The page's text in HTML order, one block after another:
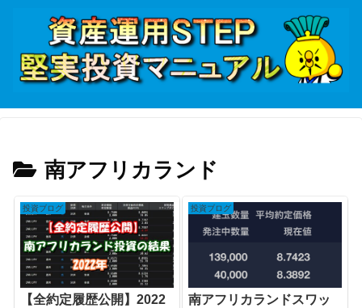
南アフリカランド
投資ブログ
【全約定履歴公開】2022
投資ブログ
南アフリカランドスワッ